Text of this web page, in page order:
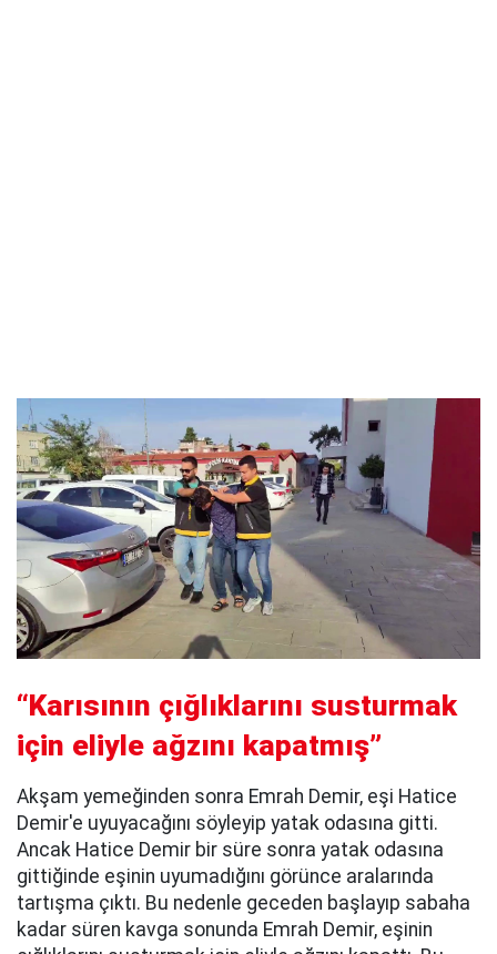
“Karısının çığlıklarını susturmak
için eliyle ağzını kapatmış”
Akşam yemeğinden sonra Emrah Demir, eşi Hatice
Demir'e uyuyacağını söyleyip yatak odasına gitti.
Ancak Hatice Demir bir süre sonra yatak odasına
gittiğinde eşinin uyumadığını görünce aralarında
tartışma çıktı. Bu nedenle geceden başlayıp sabaha
kadar süren kavga sonunda Emrah Demir, eşinin